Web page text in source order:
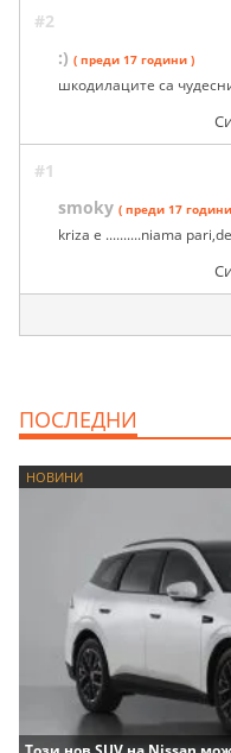
#2
:) ( преди 17 години )
шкодилаците са
#1
smoky ( преди 17
kriza e ..........niama
ПОСЛЕДНИ
НОВИНИ